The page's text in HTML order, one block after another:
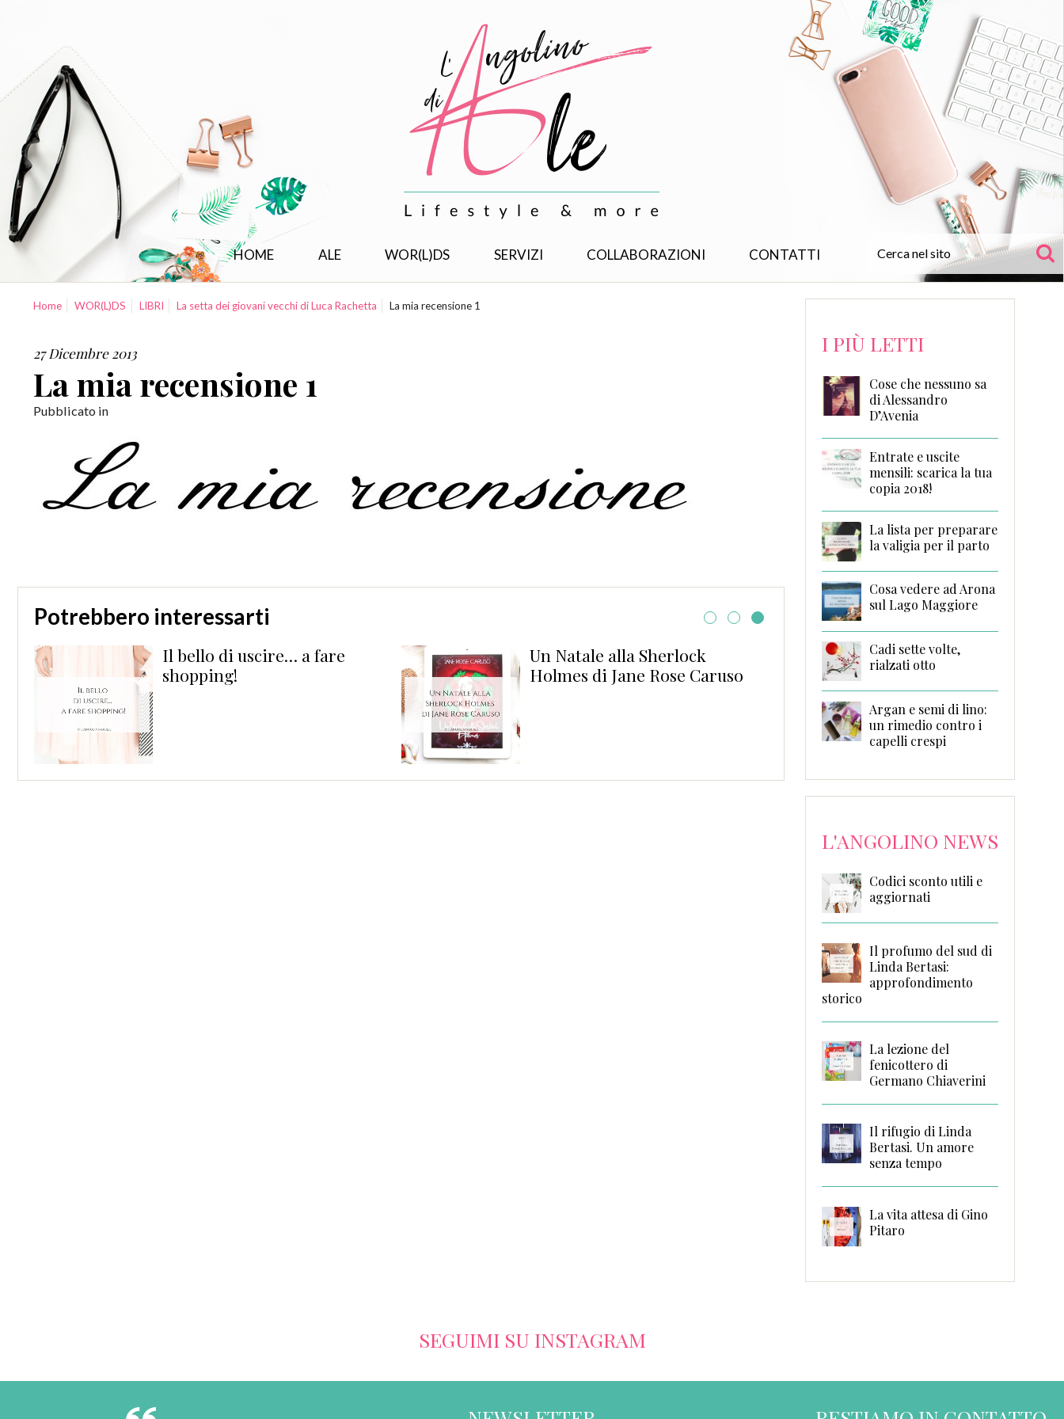
HOME ALE WOR(L)DS SERVIZI COLLABORAZIONI CONTATTI
Home WOR(L)DS LIBRI La setta dei giovani vecchi di Luca Rachetta La mia recensione 1
27 Dicembre 2013
La mia recensione 1
Pubblicato in
Potrebbero interessarti
Il bello di uscire… a fare
shopping!
Un Natale alla Sherlock
Holmes di Jane Rose Caruso
Come radice di
Ciarletta
I PIÙ LETTI
Cose che nessuno sa
di Alessandro
D’Avenia
Entrate e uscite
mensili: scarica la tua
copia 2018!
La lista per preparare
la valigia per il parto
Cosa vedere ad Arona
sul Lago Maggiore
Cadi sette volte,
rialzati otto
Argan e semi di lino:
un rimedio contro i
capelli crespi
L'ANGOLINO NEWS
Codici sconto utili e
aggiornati
Il profumo del sud di
Linda Bertasi:
approfondimento
storico
La lezione del
fenicottero di
Germano Chiaverini
Il rifugio di Linda
Bertasi. Un amore
senza tempo
La vita attesa di Gino
Pitaro
SEGUIMI SU INSTAGRAM